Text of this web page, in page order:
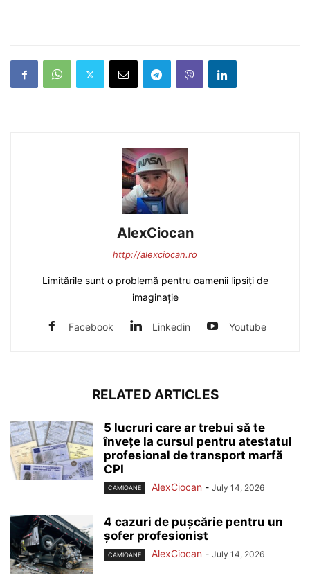
AlexCiocan
http://alexciocan.ro
Limitările sunt o problemă pentru oamenii lipsiți de
imaginație
Facebook Linkedin Youtube
RELATED ARTICLES
5 lucruri care ar trebui să te
învețe la cursul pentru atestatul
profesional de transport marfă
CPI
CAMIOANE AlexCiocan - July 14, 2026
4 cazuri de pușcărie pentru un
șofer profesionist
CAMIOANE AlexCiocan - July 14, 2026